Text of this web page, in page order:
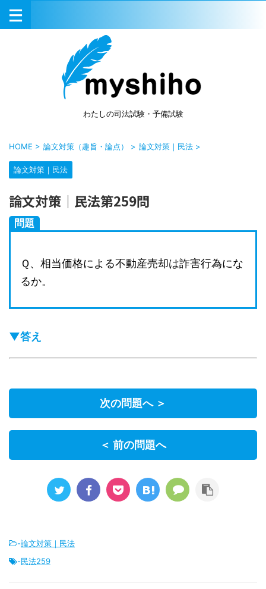
わたしの司法試験・予備試験
HOME > 論文対策（趣旨・論点） > 論文対策｜民法 >
論文対策｜民法
論文対策｜民法第259問
問題
Ｑ、相当価格による不動産売却は詐害行為にな
るか。
▼答え
次の問題へ ＞
＜ 前の問題へ
-論文対策｜民法
-民法259